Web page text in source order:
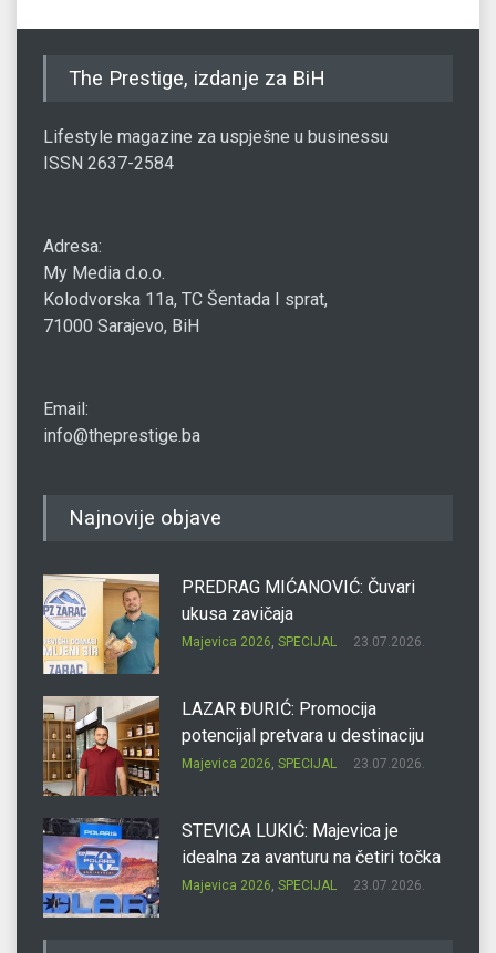
The Prestige, izdanje za BiH
Lifestyle magazine za uspješne u businessu
ISSN 2637-2584
Adresa:
My Media d.o.o.
Kolodvorska 11a, TC Šentada I sprat,
71000 Sarajevo, BiH
Email:
info@theprestige.ba
Najnovije objave
PREDRAG MIĆANOVIĆ: Čuvari
ukusa zavičaja
Majevica 2026, SPECIJAL 23.07.2026.
LAZAR ĐURIĆ: Promocija
potencijal pretvara u destinaciju
Majevica 2026, SPECIJAL 23.07.2026.
STEVICA LUKIĆ: Majevica je
idealna za avanturu na četiri točka
Majevica 2026, SPECIJAL 23.07.2026.